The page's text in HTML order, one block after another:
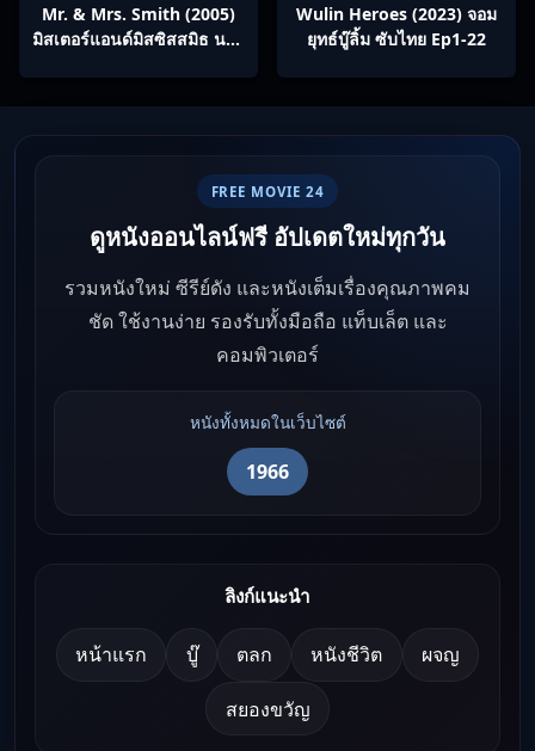
Mr. & Mrs. Smith (2005)
มิสเตอร์แอนด์มิสซิสสมิธ นาย
Wulin Heroes (2023) จอม
ยุทธ์บู๊ลิ้ม ซับไทย Ep1-22
FREE MOVIE 24
ดูหนังออนไลน์ฟรี อัปเดตใหม่ทุกวัน
รวมหนังใหม่ ซีรีย์ดัง และหนังเต็มเรื่องคุณภาพคม
ชัด ใช้งานง่าย รองรับทั้งมือถือ แท็บเล็ต และ
คอมพิวเตอร์
หนังทั้งหมดในเว็บไซต์
1966
ลิงก์แนะนำ
หน้าแรก บู๊ ตลก หนังชีวิต ผจญ
สยองขวัญ